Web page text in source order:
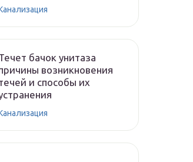
бачок унитаза
возникновения
и способы их